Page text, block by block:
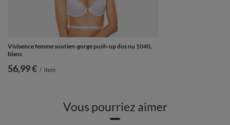
Vivisence femme soutien-gorge push-up dos nu 1040,
blanc
56,99 € / item
Vous pourriez aimer